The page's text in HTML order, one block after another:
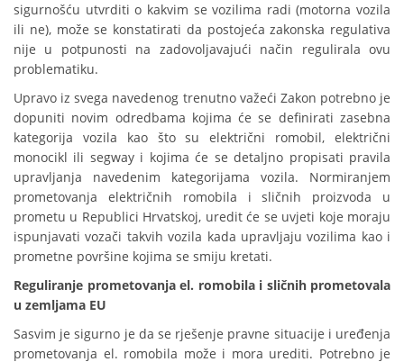
sigurnošću utvrditi o kakvim se vozilima radi (motorna vozila
ili ne), može se konstatirati da postojeća zakonska regulativa
nije u potpunosti na zadovoljavajući način regulirala ovu
problematiku.
Upravo iz svega navedenog trenutno važeći Zakon potrebno je
dopuniti novim odredbama kojima će se definirati zasebna
kategorija vozila kao što su električni romobil, električni
monocikl ili segway i kojima će se detaljno propisati pravila
upravljanja navedenim kategorijama vozila. Normiranjem
prometovanja električnih romobila i sličnih proizvoda u
prometu u Republici Hrvatskoj, uredit će se uvjeti koje moraju
ispunjavati vozači takvih vozila kada upravljaju vozilima kao i
prometne površine kojima se smiju kretati.
Reguliranje prometovanja el. romobila i sličnih prometovala
u zemljama EU
Sasvim je sigurno je da se rješenje pravne situacije i uređenja
prometovanja el. romobila može i mora urediti. Potrebno je